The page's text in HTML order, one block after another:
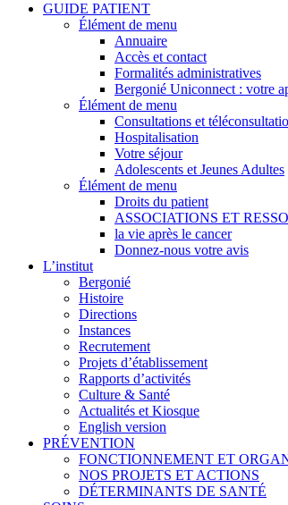
GUIDE PATIENT
Élément de menu
Annuaire
Accès et contact
Formalités administratives
Bergonié Uniconnect : votre
Élément de menu
Consultations et
Hospitalisation
Votre séjour
Adolescents et Jeunes Adultes
Élément de menu
Droits du patient
ASSOCIATIONS ET
la vie après le cancer
Donnez-nous votre avis
L’institut
Bergonié
Histoire
Directions
Instances
Recrutement
Projets d’établissement
Rapports d’activités
Culture & Santé
Actualités et Kiosque
English version
PRÉVENTION
FONCTIONNEMENT ET
NOS PROJETS ET ACTIONS
DÉTERMINANTS DE SANTÉ